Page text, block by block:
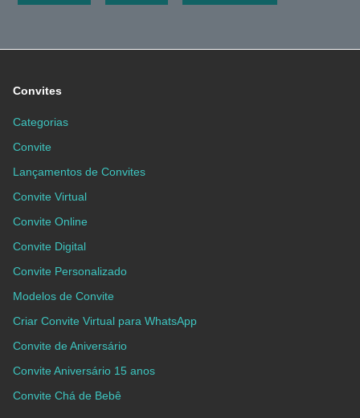
Convites
Categorias
Convite
Lançamentos de Convites
Convite Virtual
Convite Online
Convite Digital
Convite Personalizado
Modelos de Convite
Criar Convite Virtual para WhatsApp
Convite de Aniversário
Convite Aniversário 15 anos
Convite Chá de Bebê